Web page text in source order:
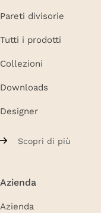
Pareti divisorie
Tutti i prodotti
Collezioni
Downloads
Designer
Scopri di più
Azienda
Azienda